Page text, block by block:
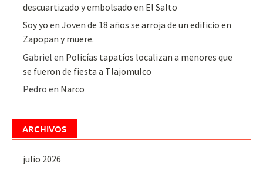
descuartizado y embolsado en El Salto
Soy yo enJoven de 18 años se arroja de un edificio en
Zapopan y muere.
Gabriel en Policías tapatíos localizan a menores que
se fueron de fiesta a Tlajomulco
Pedro en Narco
ARCHIVOS
julio 2026